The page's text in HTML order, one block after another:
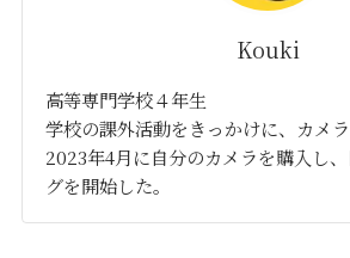
Kouki
高等専門学校４年生
学校の課外活動をきっかけに、カメラ
2023年4月に自分のカメラを購入し
グを開始した。